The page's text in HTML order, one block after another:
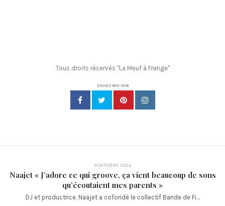
Tous droits réservés "La Meuf à Frange"
SUIVEZ MOI SUR
4 OCTOBRE 2024
Naajet « J’adore ce qui groove, ça vient beaucoup de sons
qu’écoutaient mes parents »
DJ et productrice, Naajet a cofondé le collectif Bande de Fi…